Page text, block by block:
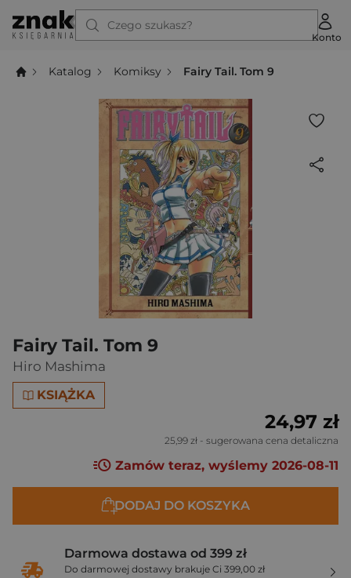
Czego szukasz?
Konto
Katalog Komiksy Fairy Tail. Tom 9
Fairy Tail. Tom 9
Hiro Mashima
KSIĄŻKA
24,97 zł
25,99 zł - sugerowana cena detaliczna
Zamów teraz, wyślemy 2026-08-11
DODAJ DO KOSZYKA
Darmowa dostawa od 399 zł
Do darmowej dostawy brakuje Ci 399,00 zł